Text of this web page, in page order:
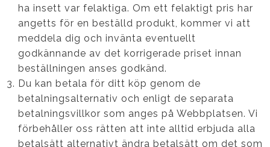
ha insett var felaktiga. Om ett felaktigt pris har
angetts för en beställd produkt, kommer vi att
meddela dig och invänta eventuellt
godkännande av det korrigerade priset innan
beställningen anses godkänd.
Du kan betala för ditt köp genom de
betalningsalternativ och enligt de separata
betalningsvillkor som anges på Webbplatsen. Vi
förbehåller oss rätten att inte alltid erbjuda alla
betalsätt alternativt ändra betalsätt om det som